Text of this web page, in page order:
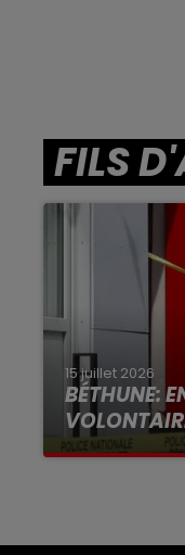
FILS
15 juillet 2026
BÉTHUNE:
Selon les